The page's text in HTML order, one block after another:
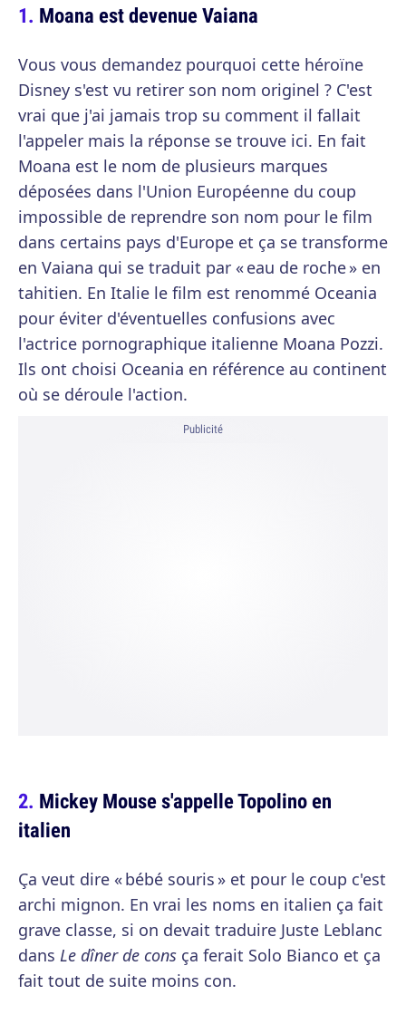
Moana est devenue Vaiana
Vous vous demandez pourquoi cette héroïne
Disney s'est vu retirer son nom originel ? C'est
vrai que j'ai jamais trop su comment il fallait
l'appeler mais la réponse se trouve ici. En fait
Moana est le nom de plusieurs marques
déposées dans l'Union Européenne du coup
impossible de reprendre son nom pour le film
dans certains pays d'Europe et ça se transforme
en Vaiana qui se traduit par « eau de roche » en
tahitien. En Italie le film est renommé Oceania
pour éviter d'éventuelles confusions avec
l'actrice pornographique italienne Moana Pozzi.
Ils ont choisi Oceania en référence au continent
où se déroule l'action.
Publicité
Mickey Mouse s'appelle Topolino en
italien
Ça veut dire « bébé souris » et pour le coup c'est
archi mignon. En vrai les noms en italien ça fait
grave classe, si on devait traduire Juste Leblanc
dans Le dîner de cons ça ferait Solo Bianco et ça
fait tout de suite moins con.